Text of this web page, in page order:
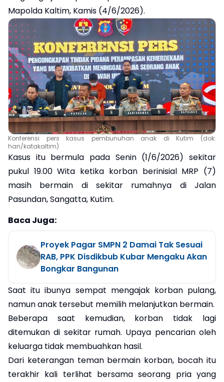
Mapolda Kaltim, Kamis (4/6/2026).
Konferensi pers kasus pembunuhan anak di Kutim (dok:
han/katakaltim)
Kasus itu bermula pada Senin (1/6/2026) sekitar
pukul 19.00 Wita ketika korban berinisial MRP (7)
masih bermain di sekitar rumahnya di Jalan
Pasundan, Sangatta, Kutim.
Baca Juga:
Proyek Pagar SMPN 2 Damai Tak Sesuai
RAB, PPK Disdikbub Kubar Mengaku Akan
Bongkar Bangunan
Saat itu ibunya sempat mengajak korban pulang,
namun anak tersebut memilih melanjutkan bermain.
Beberapa saat kemudian, korban tidak lagi
ditemukan di sekitar rumah. Upaya pencarian oleh
keluarga tidak membuahkan hasil.
Dari keterangan teman bermain korban, bocah itu
terakhir kali terlihat bersama seorang pria yang